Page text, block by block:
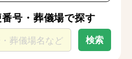
号・葬儀場で探す
検索